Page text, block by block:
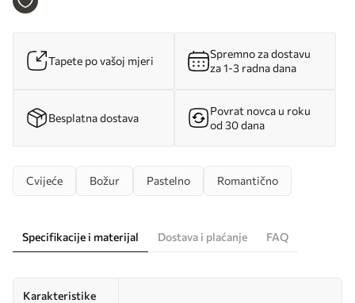
Tapete po vašoj mjeri
Spremno za dostavu
za 1-3 radna dana
Besplatna dostava
Povrat novca u roku
od 30 dana
Cvijeće Božur Pastelno Romantično
Specifikacije i materijal Dostava i plaćanje FAQ
Karakteristike